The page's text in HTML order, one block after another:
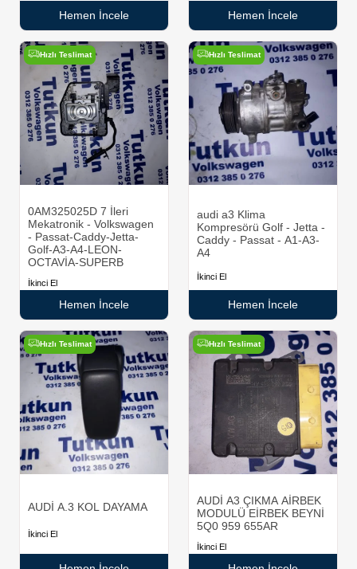
Hemen İncele Hemen İncele
Hızlı Teslimat
0AM325025D 7 İleri
Mekatronik - Volkswagen
- Passat-Caddy-Jetta-
Golf-A3-A4-LEON-
OCTAVİA-SUPERB
İkinci El
Hemen İncele
Hızlı Teslimat
audi a3 Klima
Kompresörü Golf - Jetta -
Caddy - Passat - A1-A3-
A4
İkinci El
Hemen İncele
Hızlı Teslimat
AUDİ A.3 KOL DAYAMA
İkinci El
Hızlı Teslimat
AUDİ A3 ÇIKMA AİRBEK
MODULÜ EİRBEK BEYNİ
5Q0 959 655AR
İkinci El